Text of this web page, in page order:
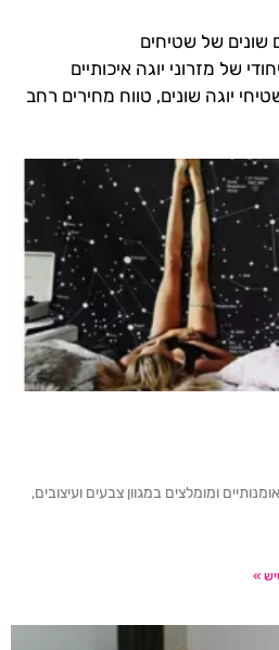
שונים של שטיחים
של מזרוני יוגה איכותיים
יוגה שונים, טווח מחירים רחב
ומומלצים במגוון צבעים ועיצובים,
»